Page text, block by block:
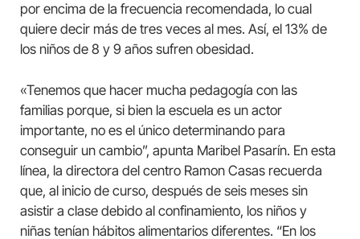
por encima de la frecuencia recomendada, lo cual
quiere decir más de tres veces al mes. Así, el 13% de
los niños de 8 y 9 años sufren obesidad.
«Tenemos que hacer mucha pedagogía con las
familias porque, si bien la escuela es un actor
importante, no es el único determinando para
conseguir un cambio”, apunta Maribel Pasarín. En esta
línea, la directora del centro Ramon Casas recuerda
que, al inicio de curso, después de seis meses sin
asistir a clase debido al confinamiento, los niños y
niñas tenían hábitos alimentarios diferentes. “En los